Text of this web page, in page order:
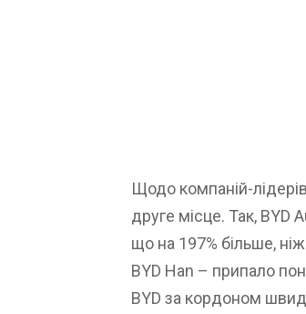
Щодо компаній-
друге місце. Так, BYD
що на 197% більше,
BYD Han – припало
BYD за кордоном